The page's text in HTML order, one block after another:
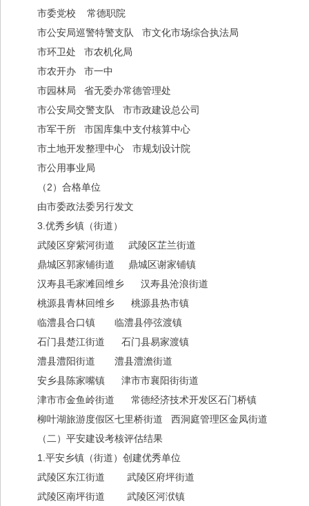
市委党校 常德职院
市公安局巡警特警支队 市文化市场综合执法局
市环卫处 市农机化局
市农开办 市一中
市园林局 省无委办常德管理处
市公安局交警支队 市市政建设总公司
市军干所 市国库集中支付核算中心
市土地开发整理中心 市规划设计院
市公用事业局
（2）合格单位
由市委政法委另行发文
3.优秀乡镇（街道）
武陵区穿紫河街道 武陵区芷兰街道
鼎城区郭家铺街道 鼎城区谢家铺镇
汉寿县毛家滩回维乡 汉寿县沧浪街道
桃源县青林回维乡 桃源县热市镇
临澧县合口镇 临澧县停弦渡镇
石门县楚江街道 石门县易家渡镇
澧县澧阳街道 澧县澧澹街道
安乡县陈家嘴镇 津市市襄阳街街道
津市市金鱼岭街道 常德经济技术开发区石门桥镇
柳叶湖旅游度假区七里桥街道 西洞庭管理区金凤街道
（二）平安建设考核评估结果
1.平安乡镇（街道）创建优秀单位
武陵区东江街道 武陵区府坪街道
武陵区南坪街道 武陵区河洑镇